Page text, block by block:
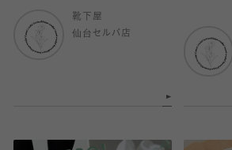
靴下屋
仙台セルバ店